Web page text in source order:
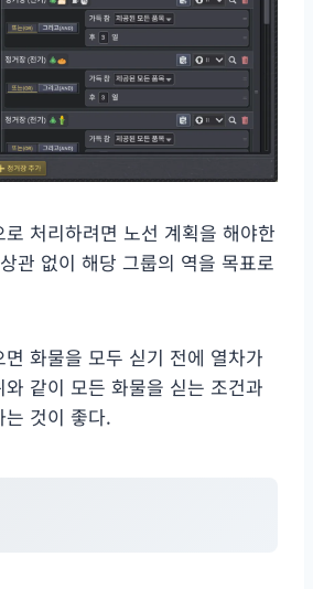
처리하려면 노선 계획을 해야한
관 없이 해당 그룹의 역을 목표로
화물을 모두 싣기 전에 열차가
같이 모든 화물을 싣는 조건과
는 것이 좋다.